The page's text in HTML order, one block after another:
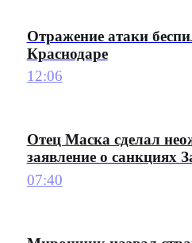
Отражение атаки
Краснодаре
12:06
Отец Маска сделал
заявление о санкциях
07:40